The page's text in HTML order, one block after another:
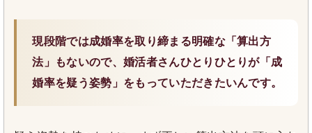
現段階では成婚率を取り締まる明確な「算出方
法」もないので、婚活者さんひとりひとりが「成
婚率を疑う姿勢」をもっていただきたいんです。